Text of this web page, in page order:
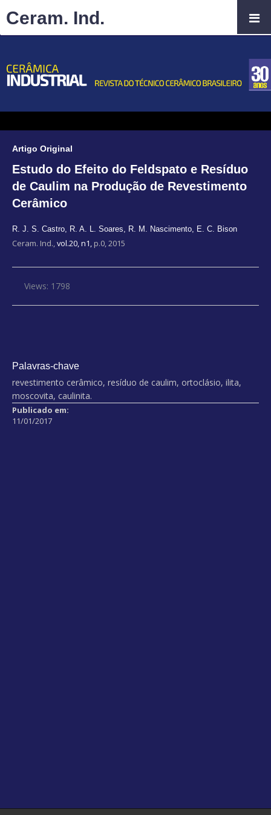
Artigo Original
Estudo do Efeito do Feldspato e Resíduo
de Caulim na Produção de Revestimento
Cerâmico
R. J. S. Castro, R. A. L. Soares, R. M. Nascimento, E. C. Bison
Ceram. Ind.,vol.20, n1, p.0, 2015
Views: 1798
Palavras-chave
revestimento cerâmico, resíduo de caulim, ortoclásio, ilita,
moscovita, caulinita.
Publicado em:
11/01/2017
Ceram. Ind.